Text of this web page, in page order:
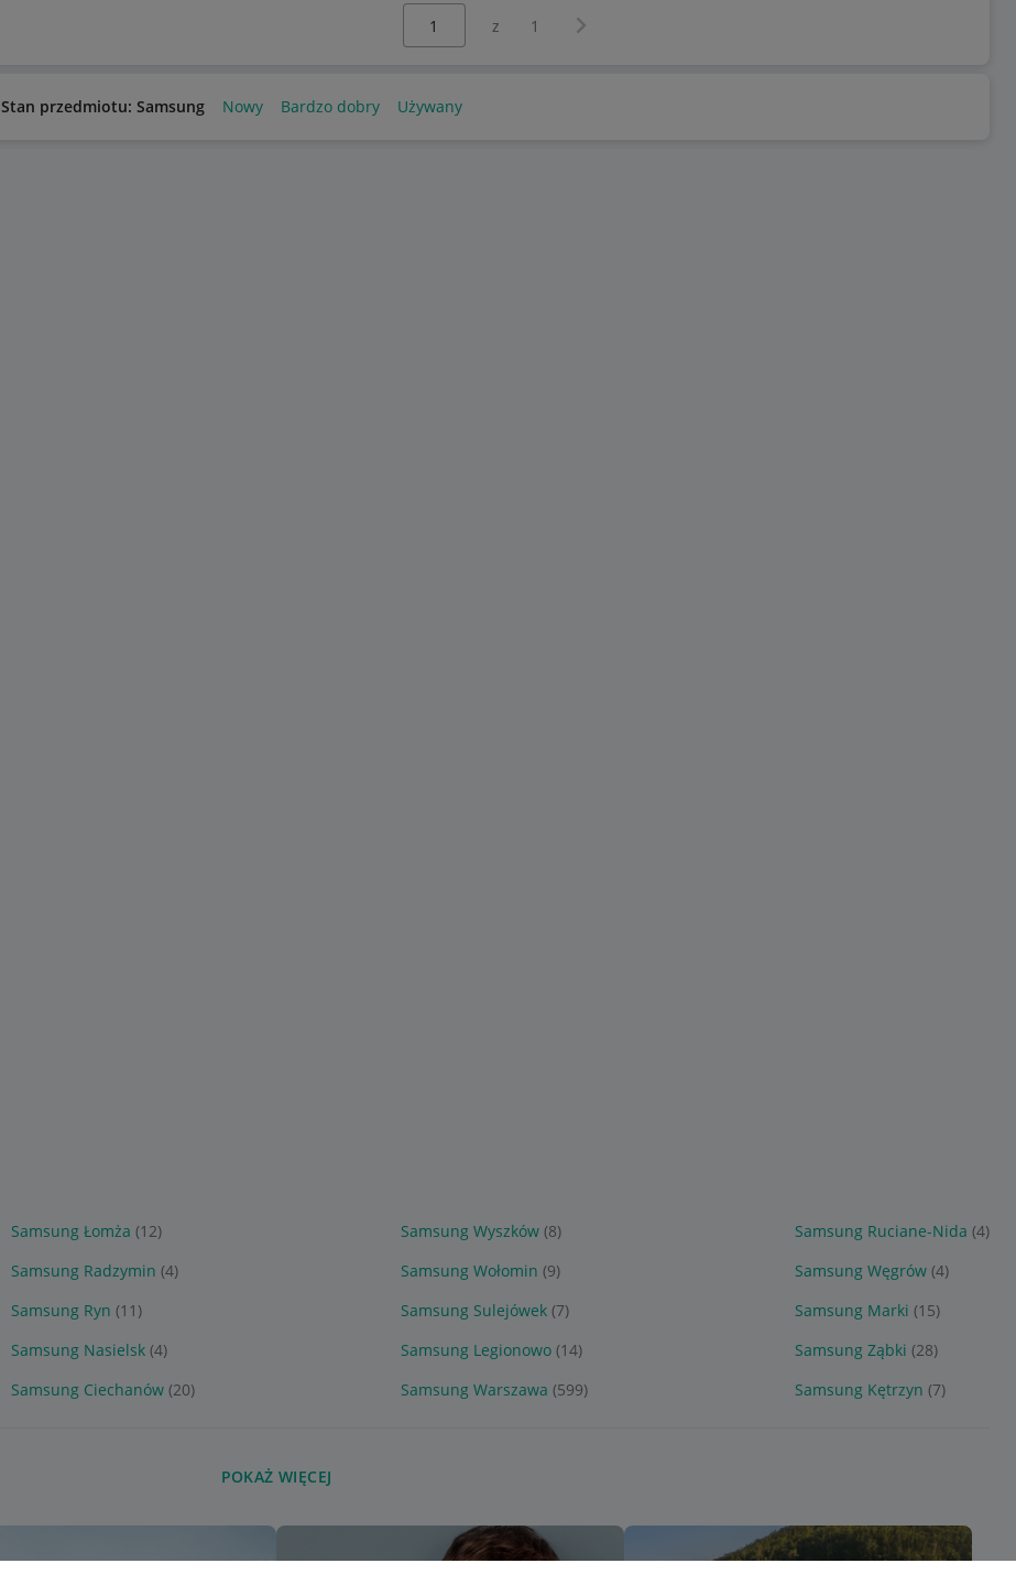
z 1 Następna strona
Stan przedmiotu: Samsung Nowy Bardzo dobry Używany
Samsung Łomża (12) Samsung Wyszków (8) Samsung Ruciane-Nida (4)
Samsung Radzymin (4) Samsung Wołomin (9) Samsung Węgrów (4)
Samsung Ryn (11) Samsung Sulejówek (7) Samsung Marki (15)
Samsung Nasielsk (4) Samsung Legionowo (14) Samsung Ząbki (28)
Samsung Ciechanów (20) Samsung Warszawa (599) Samsung Kętrzyn (7)
POKAŻ WIĘCEJ